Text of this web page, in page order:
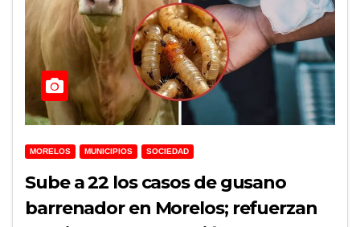
MORELOS MUNICIPIOS SOCIEDAD
Sube a 22 los casos de gusano
barrenador en Morelos; refuerzan